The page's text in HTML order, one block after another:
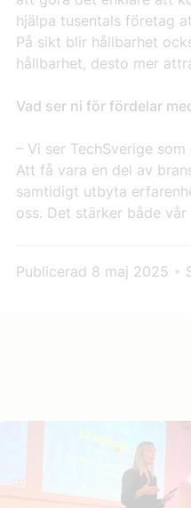
hjälpa tusentals företag
På sikt blir hållbarhet
hållbarhet, desto mer
Vad ser ni för fördelar
– Vi ser TechSverige
Att få vara en del av
samtidigt utbyta
oss. Det stärker både
Publicerad 8 maj 2025 •